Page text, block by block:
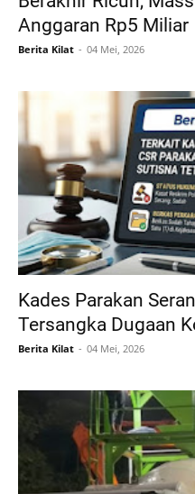
Anggaran Rp5 Miliar
Berita Kilat 04 Mei, 2026
Kades Parakan
Tersangka Dugaan
Berita Kilat 04 Mei, 2026